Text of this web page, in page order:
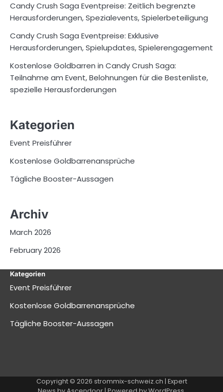
Candy Crush Saga Eventpreise: Zeitlich begrenzte
Herausforderungen, Spezialevents, Spielerbeteiligung
Candy Crush Saga Eventpreise: Exklusive
Herausforderungen, Spielupdates, Spielerengagement
Kostenlose Goldbarren in Candy Crush Saga:
Teilnahme am Event, Belohnungen für die Bestenliste,
spezielle Herausforderungen
Kategorien
Event Preisführer
Kostenlose Goldbarrenansprüche
Tägliche Booster-Aussagen
Archiv
March 2026
February 2026
Kategorien
Event Preisführer
Kostenlose Goldbarrenansprüche
Tägliche Booster-Aussagen
Copyright © 2026 strommix-schweiz.ch | Expert